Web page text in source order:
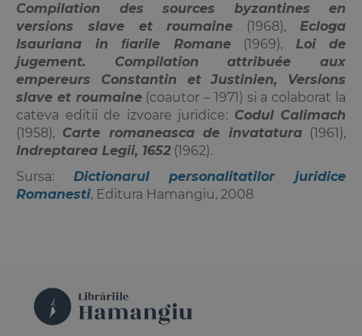
Compilation des sources byzantines en
versions slave et roumaine (1968),Ecloga
Isauriana in ﬁarile Romane(1969), Loi de
jugement. Compilation attribuée aux
empereurs Constantin et Justinien, Versions
slave et roumaine(coautor – 1971) si a colaborat la
cateva editii de izvoare juridice: Codul Calimach
(1958), Carte romaneasca de invatatura(1961),
Indreptarea Legii, 1652(1962).
Sursa: Dictionarul personalitatilor juridice
Romanesti, Editura Hamangiu, 2008